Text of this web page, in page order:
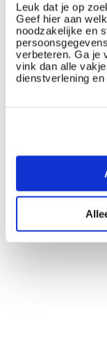
Leuk dat je op
Geef hier aan
noodzakelijke en
verbeteren. Ga je
vink dan alle
dienstverlening